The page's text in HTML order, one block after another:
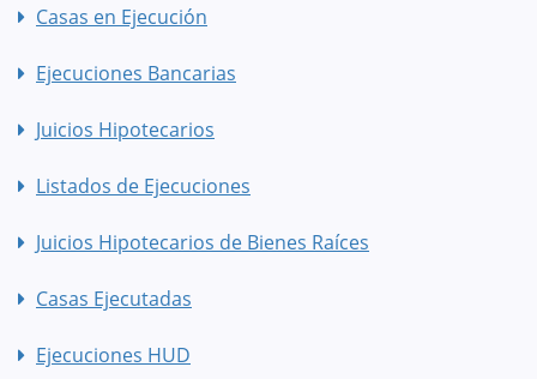
Casas en Ejecución
Ejecuciones Bancarias
Juicios Hipotecarios
Listados de Ejecuciones
Juicios Hipotecarios de Bienes Raíces
Casas Ejecutadas
Ejecuciones HUD